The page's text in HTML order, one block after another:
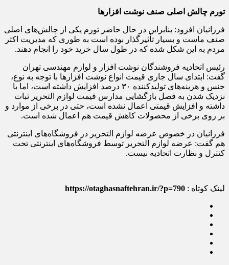
تورم چالش اصلی صنف نوشت افزار‌ها
فرزانیان افزود: بنابراین در حال حاضر تورم یکی از چالش‌های اصلی
صنف ماست و بسیار تأثیرگذار بوده است به طوری که مدیریت اکثر
مردم به این شکل شده که در طول سال خرید خود را انجام دهند.
رئیس اتحادیه فروشندگان نوشت افزار و لوازم مهندسی تهران
گفت: ابتدای سال جاری قیمت انواع نوشت افزار‌ها با توجه به نوع،
جنس و هزینه‌های تولیدکننده ۳۰ درصد افزایش داشته است، اما با
نزدیک شدن به فصل بازگشایی مدارس قیمت لوازم التحریر ثبات
داشته و افزایش قیمتی اعمال نشده است، حتی در برخی از موارد و
بر روی برخی از محصولات کاهش قیمت هم اعمال شده است.
فرزانیان در خصوص عرضه لوازم التحریر در فروشگاه‌های اینترنتی
هم گفت: عرضه لوازم التحریر توسط فروشگاه‌های اینترنتی تحت
کنترل و نظارت اتحادیه نیست.
لینک کوتاه : https://otaghasnaftehran.ir/?p=790